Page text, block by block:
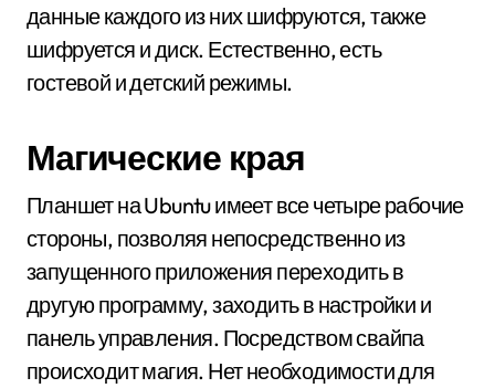
данные каждого из них шифруются, также
шифруется и диск. Естественно, есть
гостевой и детский режимы.
Магические края
Планшет на Ubuntu имеет все четыре рабочие
стороны, позволяя непосредственно из
запущенного приложения переходить в
другую программу, заходить в настройки и
панель управления. Посредством свайпа
происходит магия. Нет необходимости для